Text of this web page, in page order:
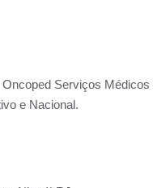
Oncoped Serviços Médicos
e Nacional.